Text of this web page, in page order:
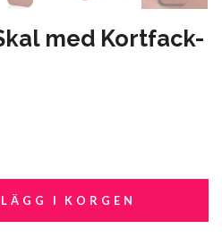
med Kortfack-
LÄGG I KORGEN